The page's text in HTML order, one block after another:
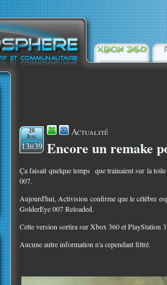
20
Juil
13h39
Actualité
Encore un remake
Ça faisait quelque temps que trainaient sur la
007.
Aujourd'hui, Activision confirme que le célèbre
GolderEye 007 Reloaded.
Cette version sortira sur Xbox 360 et PlayStation 3.
Aucune autre information n'a cependant filtré.